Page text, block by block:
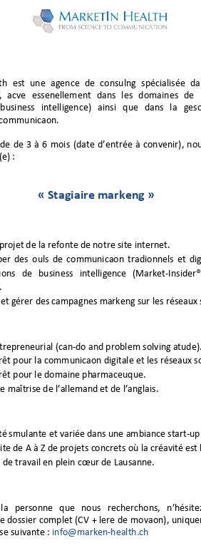
est une agence de consulting spécialisée
active essentiellement dans les domaines de
intelligence) ainsi que dans a
ation.
de 3 à 6 mois (date d’entrée à convenir), n
:
« Stagiaire marketing »
de la refonte de notre site internet.
des outils de communication traditionnels et
de business intelligence
(Market-
gérer des campagnes marketing sur les réseaux
reneurial (can-do and problem solving
pour la communication digitale et les réseaux
pour le domaine pharmaceutique.
maîtrise de l’allemand et de l ’anglais.
stimulante et variée dans une ambiance start-up
de A à Z de projets concrets où la créativité est
de travail en plein cœur de Lausanne.
la personne que nous recherchons,
dossier complet (CV + lettre de motivation),
suivante : info@marketin-health.ch